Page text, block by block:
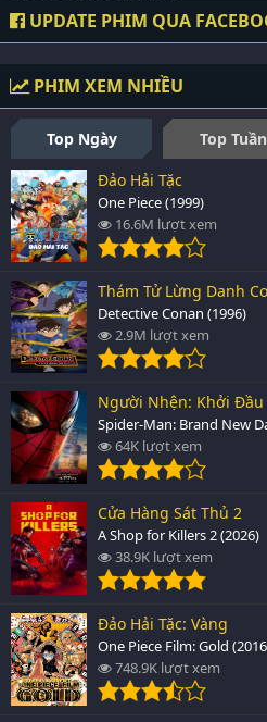
UPDATE PHIM QUA
PHIM XEM NHIỀU
Top Ngày Top Tuần
Đảo Hải Tặc
One Piece (1999)
16.6M lượt xem
Thám Tử Lừng Danh
Detective Conan (1996)
2.9M lượt xem
Người Nhện: Khởi
Spider-Man: Brand New
64K lượt xem
Cửa Hàng Sát Thủ 2
A Shop for Killers 2 (2026)
38.9K lượt xem
Đảo Hải Tặc: Vàng
One Piece Film: Gold
748.9K lượt xem